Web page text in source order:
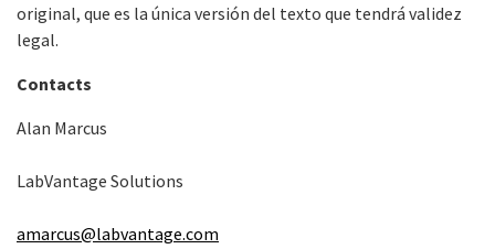
original, que es la única versión del texto que tendrá validez
legal.
Contacts
Alan Marcus
LabVantage Solutions
amarcus@labvantage.com